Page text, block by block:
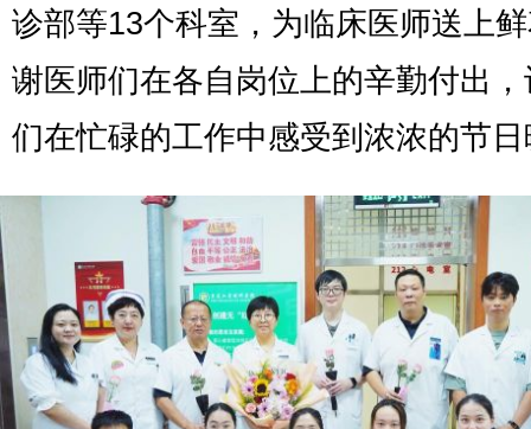
诊部等13个科室，为临床医师送上
谢医师们在各自岗位上的辛勤付出
们在忙碌的工作中感受到浓浓的节